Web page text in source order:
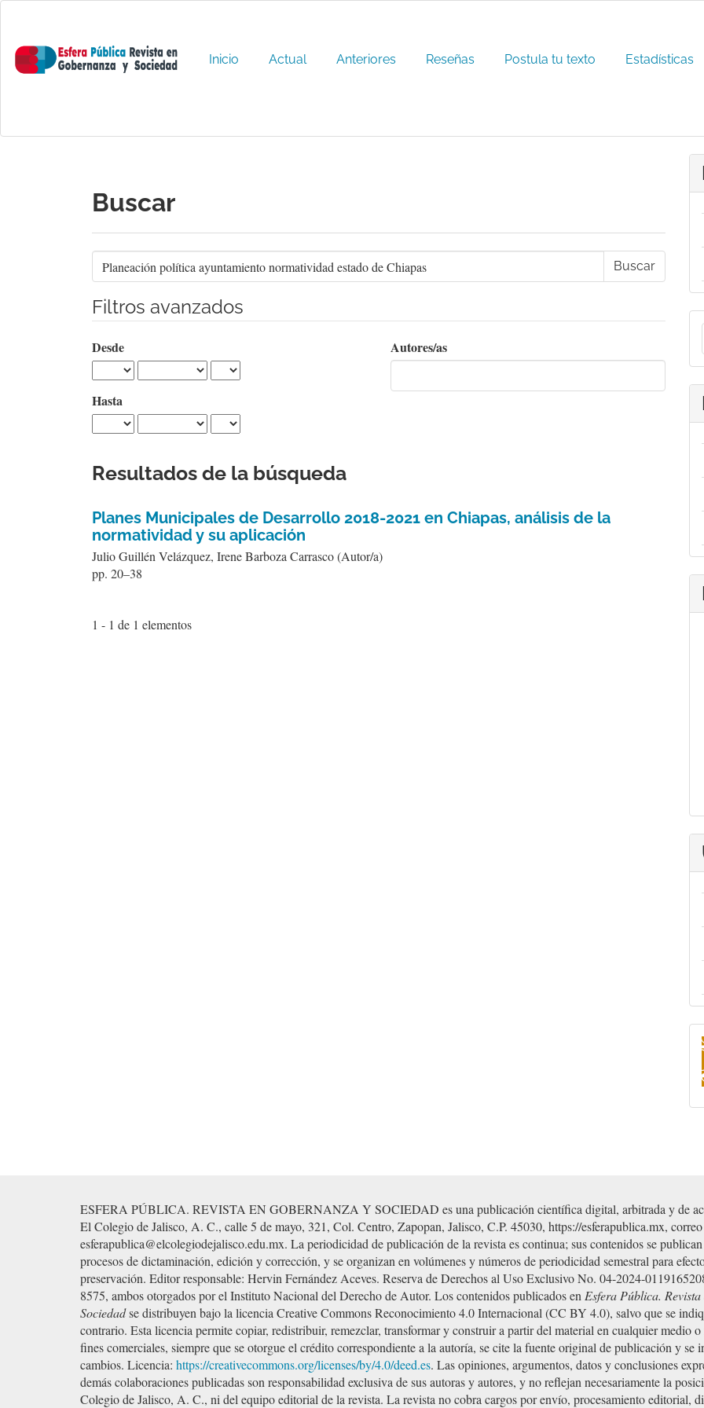
Contenido
principal
Barra
Inicio Actual Anteriores Reseñas Postula tu texto Estadísticas
Buscar
Buscar
artículos
Filtros avanzados
Desde
Hasta
Autores/as
Resultados de la búsqueda
Planes Municipales de Desarrollo 2018-2021 en Chiapas, análisis de la
normatividad y su aplicación
Julio Guillén Velázquez, Irene Barboza Carrasco (Autor/a)
pp. 20–38
1 - 1 de 1 elementos
ESFERA PÚBLICA. REVISTA EN GOBERNANZA Y SOCIEDAD es una publicación científica digital, arbitrada y de
El Colegio de Jalisco, A. C., calle 5 de mayo, 321, Col. Centro, Zapopan, Jalisco, C.P. 45030, https://esferapublica.mx,
esferapublica@elcolegiodejalisco.edu.mx. La periodicidad de publicación de la revista es continua; sus contenidos se
procesos de dictaminación, edición y corrección, y se organizan en volúmenes y números de periodicidad semestral para
preservación. Editor responsable: Hervin Fernández Aceves. Reserva de Derechos al Uso Exclusivo No. 04-2024-
8575, ambos otorgados por el Instituto Nacional del Derecho de Autor. Los contenidos publicados en Esfera Pública.
Sociedadse distribuyen bajo la licencia Creative Commons Reconocimiento 4.0 Internacional (CC BY 4.0), salvo que se
contrario. Esta licencia permite copiar, redistribuir, remezclar, transformar y construir a partir del material en cualquier medio
fines comerciales, siempre que se otorgue el crédito correspondiente a la autoría, se cite la fuente original de publicación y se
cambios. Licencia: https://creativecommons.org/licenses/by/4.0/deed.es. Las opiniones, argumentos, datos y conclusiones
demás colaboraciones publicadas son responsabilidad exclusiva de sus autoras y autores, y no reflejan necesariamente la
Colegio de Jalisco, A. C., ni del equipo editorial de la revista. La revista no cobra cargos por envío, procesamiento editorial,